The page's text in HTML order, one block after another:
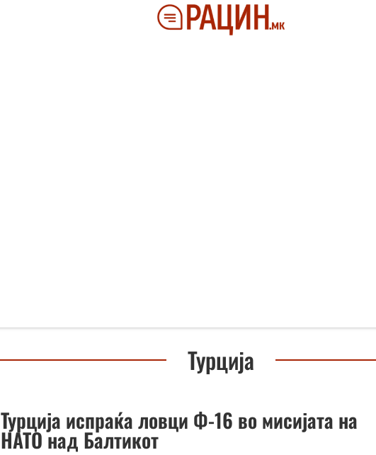
Турција
Турција испраќа ловци Ф-16 во мисијата на
НАТО над Балтикот